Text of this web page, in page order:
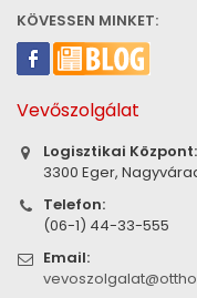
KÖVESSEN MINKET:
Vevőszolgálat
Logisztikai Központ:
3300 Eger,
Telefon:
(06-1) 44-33-555
Email: